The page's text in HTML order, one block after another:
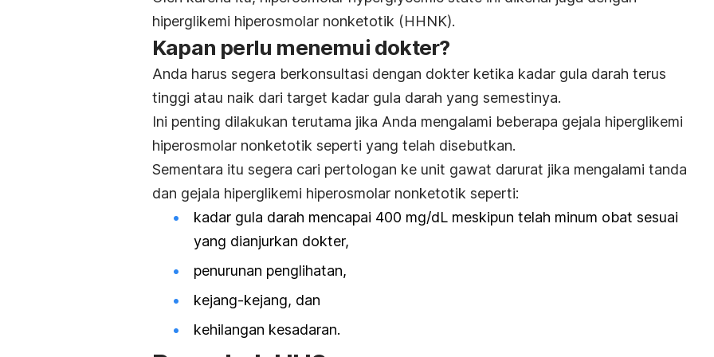
hiperglikemi hiperosmolar nonketotik (HHNK).
Kapan perlu menemui dokter?
Anda harus segera berkonsultasi dengan dokter ketika kadar gula darah terus
tinggi atau naik dari target kadar gula darah yang semestinya.
Ini penting dilakukan terutama jika Anda mengalami beberapa gejala hiperglikemi
hiperosmolar nonketotik seperti yang telah disebutkan.
Sementara itu segera cari pertologan ke unit gawat darurat jika mengalami tanda
dan gejala hiperglikemi hiperosmolar nonketotik seperti:
kadar gula darah mencapai 400 mg/dL meskipun telah minum obat sesuai
yang dianjurkan dokter,
penurunan penglihatan,
kejang-kejang, dan
kehilangan kesadaran.